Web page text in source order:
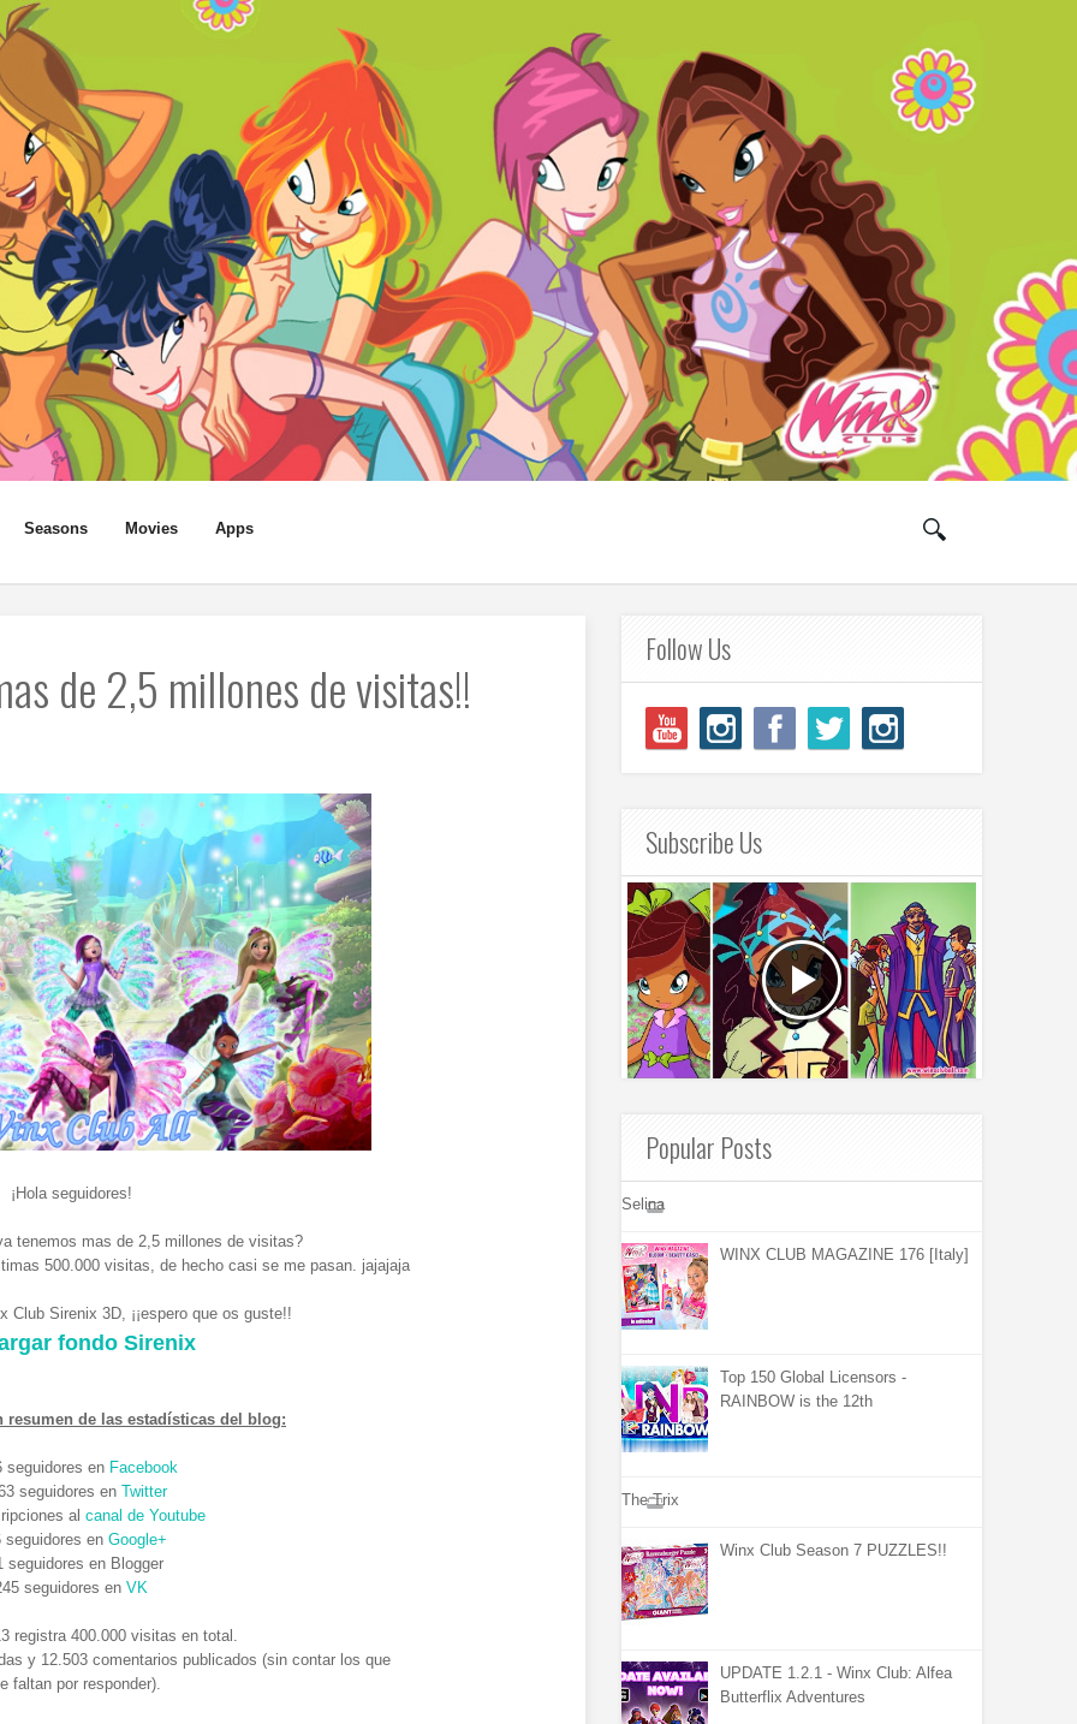
Seasons Movies Apps
de 2,5 millones de visitas!!
¡Hola seguidores!
tenemos mas de 2,5 millones de visitas?
500.000 visitas, de hecho casi se me pasan. jajajaja
Club Sirenix 3D, ¡¡espero que os guste!!
fondo Sirenix
resumen de las estadísticas del blog:
seguidores en Facebook
seguidores en Twitter
al canal de Youtube
seguidores en Google+
seguidores en Blogger
seguidores en VK
registra 400.000 visitas en total.
y 12.503 comentarios publicados (sin contar los que
faltan por responder).
Follow Us
Subscribe Us
Popular Posts
Selina
WINX CLUB MAGAZINE 176 [Italy]
Top 150 Global Licensors -
RAINBOW is the 12th
The Trix
Winx Club Season 7 PUZZLES!!
UPDATE 1.2.1 - Winx Club: Alfea
Butterflix Adventures